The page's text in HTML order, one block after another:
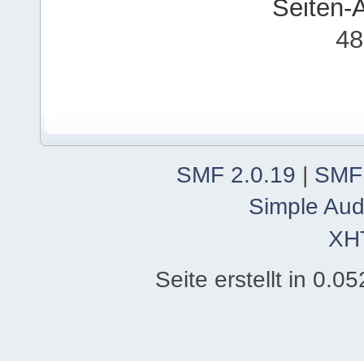
Seiten-
SMF 2.0.19 |
Simple
Seite erstellt in